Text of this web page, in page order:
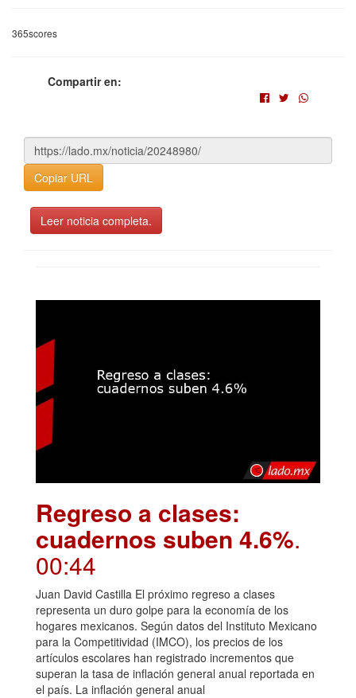
365scores
Compartir en:
Copiar URL
Leer noticia completa.
Regreso a clases:
cuadernos suben 4.6%.
00:44
Juan David Castilla El próximo regreso a clases
representa un duro golpe para la economía de los
hogares mexicanos. Según datos del Instituto Mexicano
para la Competitividad (IMCO), los precios de los
artículos escolares han registrado incrementos que
superan la tasa de inflación general anual reportada en
el país. La inflación general anual